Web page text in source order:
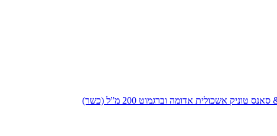
טוניק אשכולית אדומה וברגמוט 200 מ”ל (כשר)